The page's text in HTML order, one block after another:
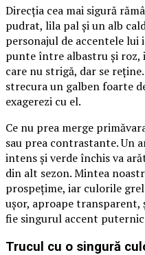
Direcția cea mai sigură
pudrat, lila pal și un alb
personajul de accentele
punte între albastru și roz,
care nu strigă, dar se
strecura un galben foarte
exagerezi cu el.
Ce nu prea merge
sau prea contrastante. Un
intens și verde închis va
din alt sezon. Mintea
prospețime, iar culorile
ușor, aproape transparent,
fie singurul accent
Trucul cu o singură